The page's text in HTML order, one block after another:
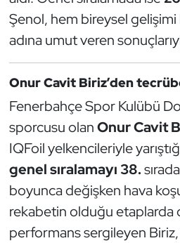
Şenol, hem bireysel
adına umut veren
Onur Cavit Biriz’den
Fenerbahçe Spor Kulübü
sporcusu olanOnur Cavit
IQFoil yelkencileriyle
genel sıralamayı 38.
boyunca değişken hava
rekabetin olduğu etaplarda
performans sergileyen
Hentbol
İşitme Engelli Sporcular
Judo ve Kuraş
Kano ve Rafting
Karate
Kayak
Kempo